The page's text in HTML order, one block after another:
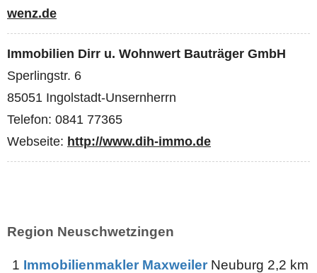
wenz.de
Immobilien Dirr u. Wohnwert Bauträger GmbH
Sperlingstr. 6
85051 Ingolstadt-Unsernherrn
Telefon: 0841 77365
Webseite: http://www.dih-immo.de
Region Neuschwetzingen
1 Immobilienmakler Maxweiler Neuburg 2,2 km